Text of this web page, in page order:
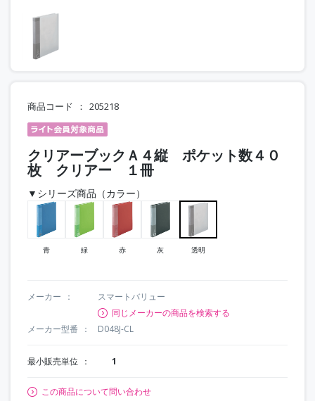
商品コード 205218
クリアーブックＡ４縦 ポケット数４０
枚 クリアー １冊
▼シリーズ商品（カラー）
青 緑 赤 灰 透明
メーカー
スマートバリュー
同じメーカーの商品を検索する
メーカー型番
D048J-CL
最小販売単位 1
この商品について問い合わせ